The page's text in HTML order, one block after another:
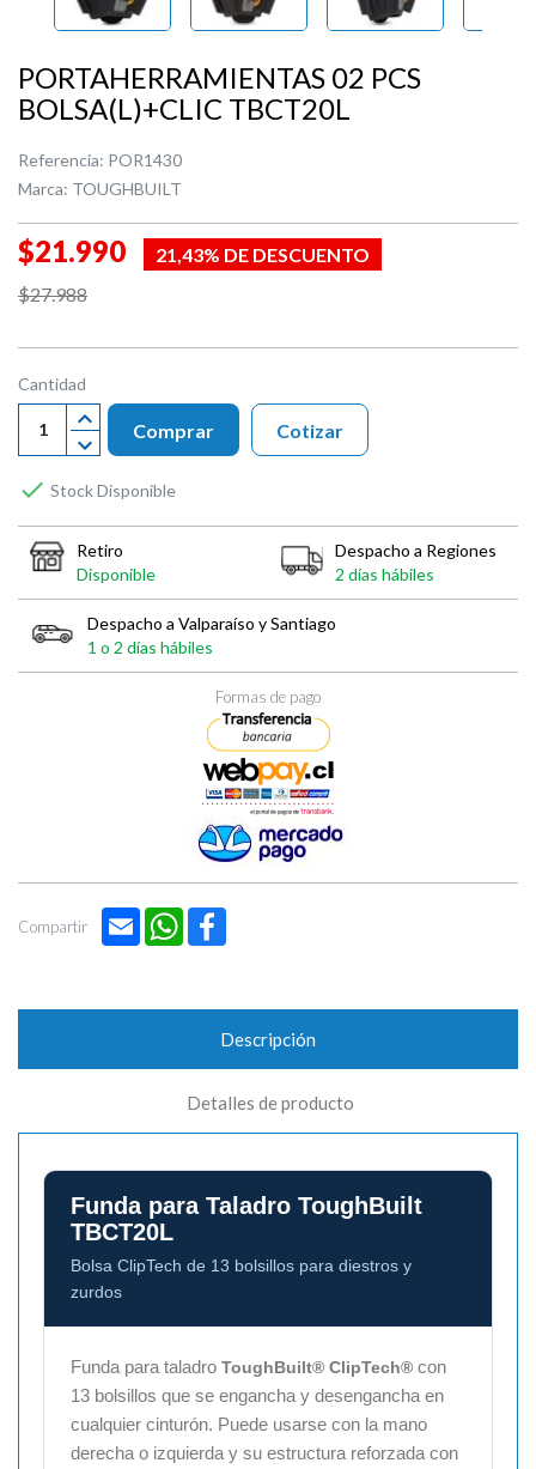
PORTAHERRAMIENTAS 02 PCS
BOLSA(L)+CLIC TBCT20L
Referencia: POR1430
Marca: TOUGHBUILT
$21.990
21,43% DE DESCUENTO
$27.988
Cantidad
Comprar
 Stock Disponible
Cotizar
Retiro
Disponible
Despacho a Regiones
2 días hábiles
Despacho a Valparaíso y Santiago
1 o 2 días hábiles
Formas de pago
Compartir Email WhatsApp
Descripción
Detalles de producto
Funda para Taladro ToughBuilt
TBCT20L
Bolsa ClipTech de 13 bolsillos para diestros y
zurdos
Funda para taladro ToughBuilt® ClipTech® con
13 bolsillos que se engancha y desengancha en
cualquier cinturón. Puede usarse con la mano
derecha o izquierda y su estructura reforzada con